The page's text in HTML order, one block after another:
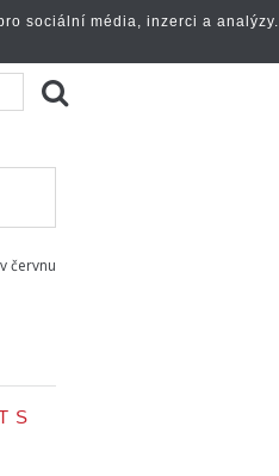
červnu
S
sociální média, inzerci a analýzy.